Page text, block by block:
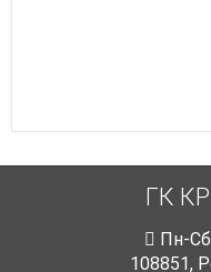
ГК
Пн-
108851,